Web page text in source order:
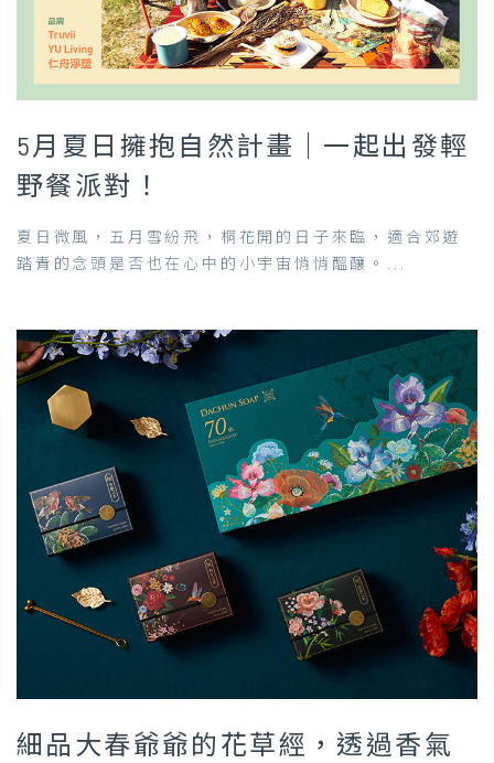
5月夏日擁抱自然計畫｜一起出發輕
野餐派對！
夏日微風，五月雪紛飛，桐花開的日子來臨，適合郊遊
踏青的念頭是否也在心中的小宇宙悄悄醞釀。...
細品大春爺爺的花草經，透過香氣